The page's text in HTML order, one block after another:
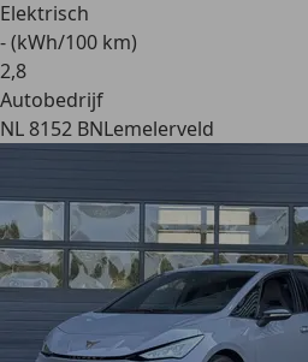
Elektrisch
- (kWh/100 km)
2,8
Autobedrijf
NL 8152 BNLemelerveld